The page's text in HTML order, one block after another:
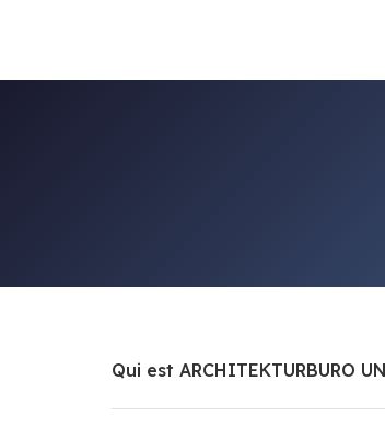
Qui est ARCHITEKTURBURO